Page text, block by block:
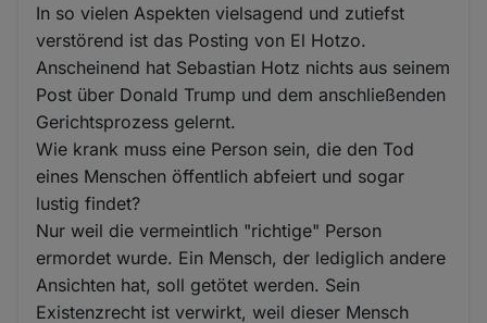
In so vielen Aspekten vielsagend und zutiefst
verstörend ist das Posting von El Hotzo.
Anscheinend hat Sebastian Hotz nichts aus seinem
Post über Donald Trump und dem anschließenden
Gerichtsprozess gelernt.
Wie krank muss eine Person sein, die den Tod
eines Menschen öffentlich abfeiert und sogar
lustig findet?
Nur weil die vermeintlich "richtige" Person
ermordet wurde. Ein Mensch, der lediglich andere
Ansichten hat, soll getötet werden. Sein
Existenzrecht ist verwirkt, weil dieser Mensch